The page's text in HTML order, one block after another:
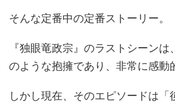
そんな定番中の定番ストーリー。
『独眼竜政宗』のラストシーン
のような抱擁であり、非常に感動
しかし現在、そのエピソードは「